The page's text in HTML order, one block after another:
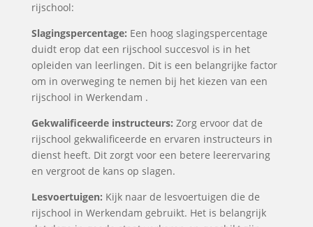
rijschool:
Slagingspercentage: Een hoog slagingspercentage
duidt erop dat een rijschool succesvol is in het
opleiden van leerlingen. Dit is een belangrijke factor
om in overweging te nemen bij het kiezen van een
rijschool in Werkendam .
Gekwalificeerde instructeurs: Zorg ervoor dat de
rijschool gekwalificeerde en ervaren instructeurs in
dienst heeft. Dit zorgt voor een betere leerervaring
en vergroot de kans op slagen.
Lesvoertuigen: Kijk naar de lesvoertuigen die de
rijschool in Werkendam gebruikt. Het is belangrijk